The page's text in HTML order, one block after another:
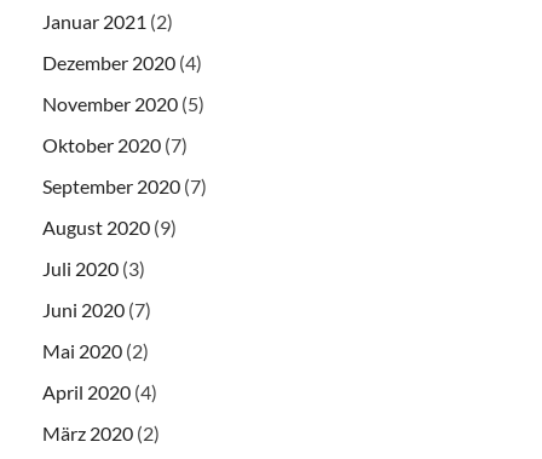
Januar 2021 (2)
Dezember 2020 (4)
November 2020 (5)
Oktober 2020 (7)
September 2020 (7)
August 2020 (9)
Juli 2020 (3)
Juni 2020 (7)
Mai 2020 (2)
April 2020 (4)
März 2020 (2)